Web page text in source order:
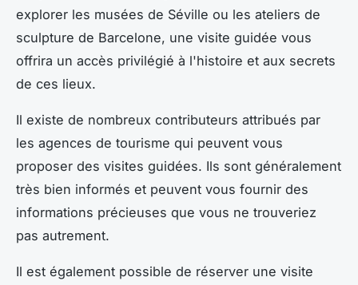
explorer les musées de Séville ou les ateliers de
sculpture de Barcelone, une visite guidée vous
offrira un accès privilégié à l'histoire et aux secrets
de ces lieux.
Il existe de nombreux contributeurs attribués par
les agences de tourisme qui peuvent vous
proposer des visites guidées. Ils sont généralement
très bien informés et peuvent vous fournir des
informations précieuses que vous ne trouveriez
pas autrement.
Il est également possible de réserver une visite